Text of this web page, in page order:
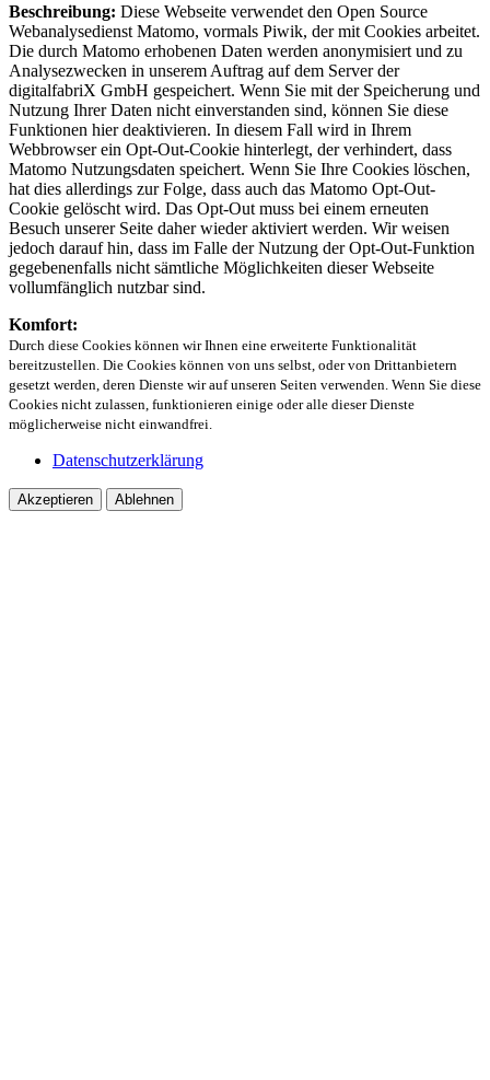
Beschreibung: Diese Webseite verwendet den Open Source
Webanalysedienst Matomo, vormals Piwik, der mit Cookies arbeitet.
Die durch Matomo erhobenen Daten werden anonymisiert und zu
Analysezwecken in unserem Auftrag auf dem Server der
digitalfabriX GmbH gespeichert. Wenn Sie mit der Speicherung und
Nutzung Ihrer Daten nicht einverstanden sind, können Sie diese
Funktionen hier deaktivieren. In diesem Fall wird in Ihrem
Webbrowser ein Opt-Out-Cookie hinterlegt, der verhindert, dass
Matomo Nutzungsdaten speichert. Wenn Sie Ihre Cookies löschen,
hat dies allerdings zur Folge, dass auch das Matomo Opt-Out-
Cookie gelöscht wird. Das Opt-Out muss bei einem erneuten
Besuch unserer Seite daher wieder aktiviert werden. Wir weisen
jedoch darauf hin, dass im Falle der Nutzung der Opt-Out-Funktion
gegebenenfalls nicht sämtliche Möglichkeiten dieser Webseite
vollumfänglich nutzbar sind.
Komfort:
Durch diese Cookies können wir Ihnen eine erweiterte Funktionalität
bereitzustellen. Die Cookies können von uns selbst, oder von Drittanbietern
gesetzt werden, deren Dienste wir auf unseren Seiten verwenden. Wenn Sie diese
Cookies nicht zulassen, funktionieren einige oder alle dieser Dienste
möglicherweise nicht einwandfrei.
Datenschutzerklärung
Akzeptieren Ablehnen